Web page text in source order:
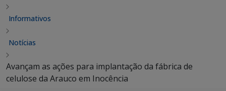
Informativos
Notícias
Avançam as ações para implantação da fábrica de
celulose da Arauco em Inocência